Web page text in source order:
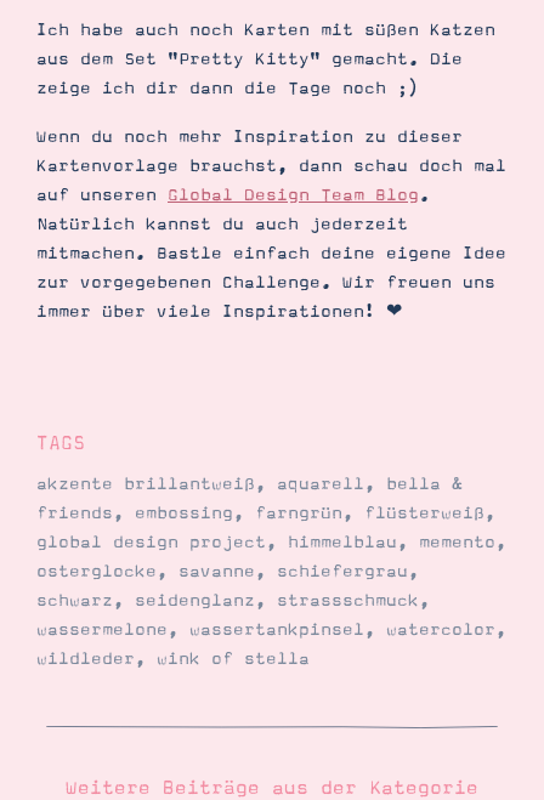
Ich habe auch noch Karten mit süßen Katzen
aus dem Set "Pretty Kitty" gemacht. Die
zeige ich dir dann die Tage noch ;)
Wenn du noch mehr Inspiration zu dieser
Kartenvorlage brauchst, dann schau doch mal
auf unseren Global Design Team Blog.
Natürlich kannst du auch jederzeit
mitmachen. Bastle einfach deine eigene Idee
zur vorgegebenen Challenge. Wir freuen uns
immer über viele Inspirationen! ❤︎
TAGS
akzente brillantweiß, aquarell, bella &
friends, embossing, farngrün, flüsterweiß,
global design project, himmelblau, memento,
osterglocke, savanne, schiefergrau,
schwarz, seidenglanz, strassschmuck,
wassermelone, wassertankpinsel, watercolor,
wildleder, wink of stella
Weitere Beiträge aus der Kategorie